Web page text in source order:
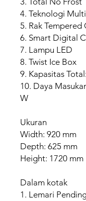
4. Teknologi
5. Rak Tempered
6. Smart Digital
7. Lampu LED
8. Twist Ice Box
9. Kapasitas
10. Daya
W
Ukuran
Width: 920 mm
Depth: 625 mm
Height: 1720 mm
Dalam kotak
1. Lemari